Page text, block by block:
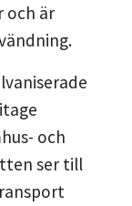
och är
och
ser till